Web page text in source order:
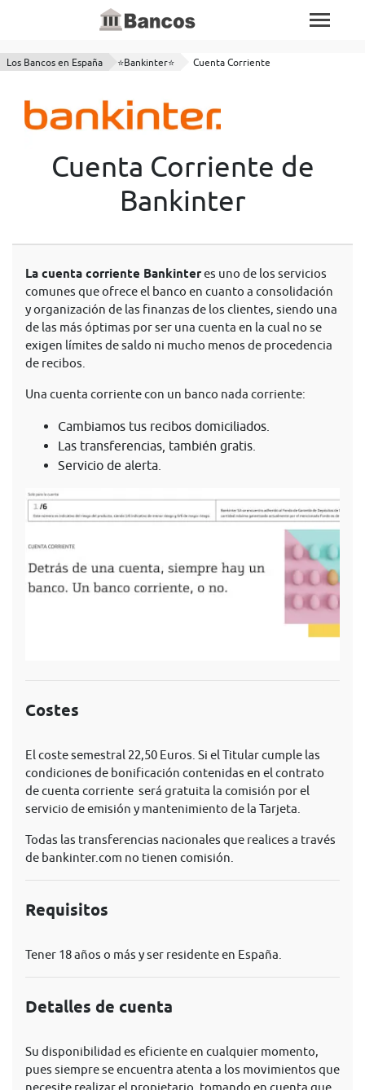
Los Bancos en España ⭐Bankinter⭐ Cuenta Corriente
Cuenta Corriente de
Bankinter
La cuenta corriente Bankinteres uno de los servicios
comunes que ofrece el banco en cuanto a consolidación
y organización de las finanzas de los clientes, siendo una
de las más óptimas por ser una cuenta en la cual no se
exigen límites de saldo ni mucho menos de procedencia
de recibos.
Una cuenta corriente con un banco nada corriente:
Cambiamos tus recibos domiciliados.
Las transferencias, también gratis.
Servicio de alerta.
Costes
El coste semestral 22,50 Euros. Si el Titular cumple las
condiciones de bonificación contenidas en el contrato
de cuenta corriente será gratuita la comisión por el
servicio de emisión y mantenimiento de la Tarjeta.
Todas las transferencias nacionales que realices a través
de bankinter.com no tienen comisión.
Requisitos
Tener 18 años o más y ser residente en España.
Detalles de cuenta
Su disponibilidad es eficiente en cualquier momento,
pues siempre se encuentra atenta a los movimientos que